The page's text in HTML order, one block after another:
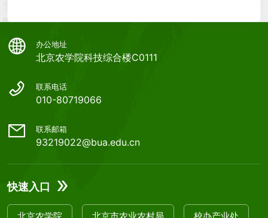
办公地址
北京农学院科技综合楼C0111
联系电话
010-80719066
联系邮箱
93219022@bua.edu.cn
快速入口